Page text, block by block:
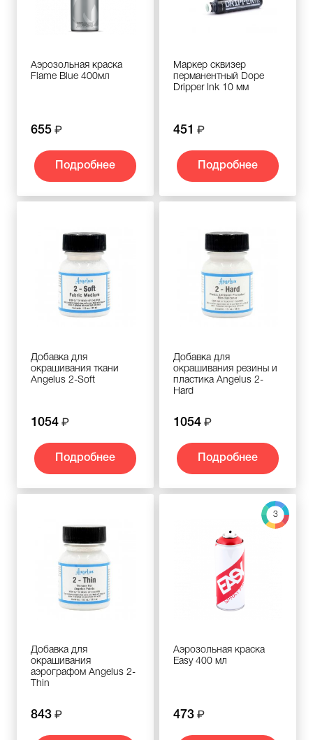
Аэрозольная краска
Flame Blue 400мл
655
Подробнее
Маркер сквизер
перманентный Dope
Dripper Ink 10 мм
451
Подробнее
Добавка для
окрашивания ткани
Angelus 2-Soft
1054
Подробнее
Добавка для
окрашивания резины и
пластика Angelus 2-
Hard
1054
Подробнее
Добавка для
окрашивания
аэрографом Angelus 2-
Thin
843
3
Аэрозольная краска
Easy 400 мл
473